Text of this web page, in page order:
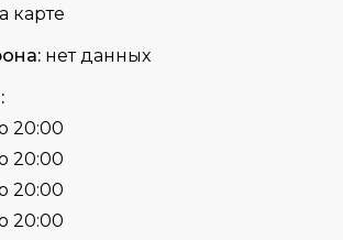
карте
нет данных
20:00
20:00
20:00
20:00